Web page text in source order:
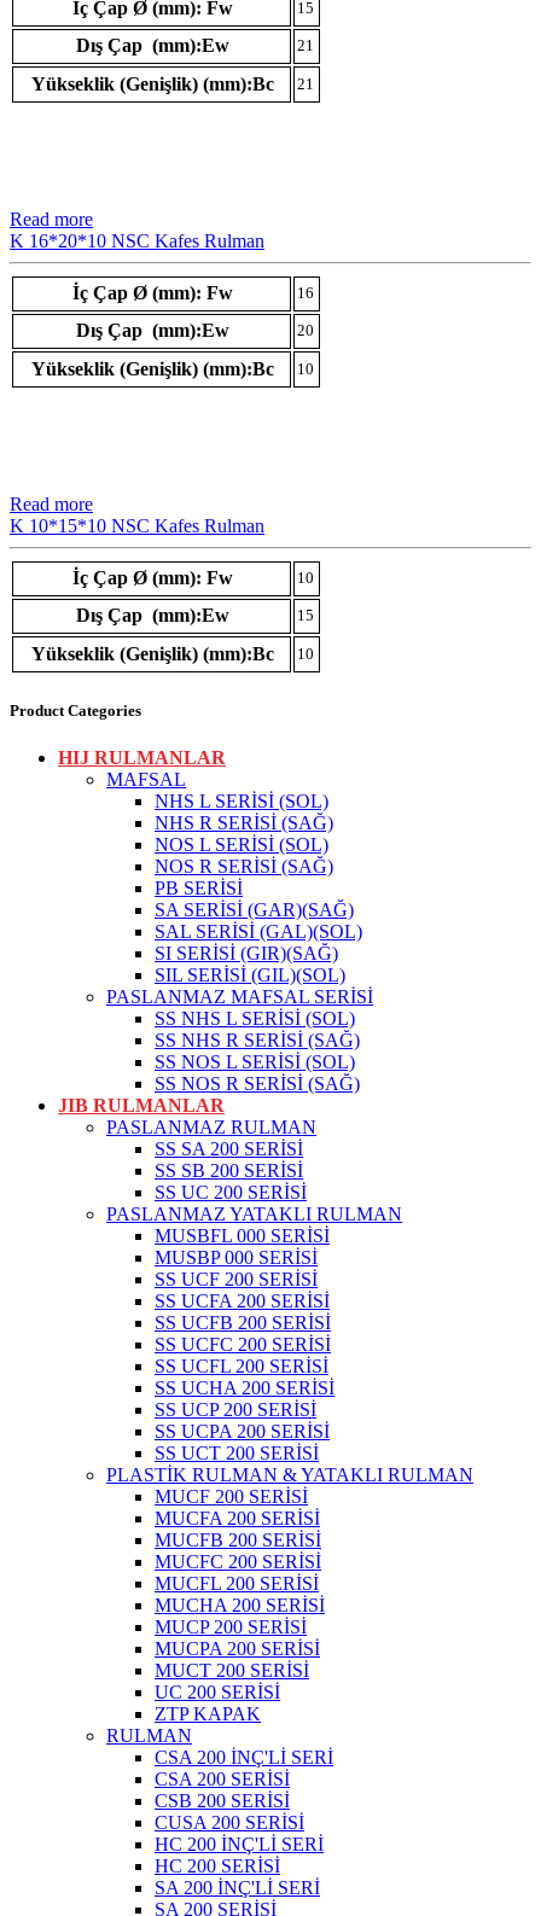
İç Çap Ø (mm): Fw 15
Dış Çap (mm):Ew 21
Yükseklik (Genişlik) (mm):Bc 21
Read more
K 16*20*10 NSC Kafes Rulman
İç Çap Ø (mm): Fw 16
Dış Çap (mm):Ew 20
Yükseklik (Genişlik) (mm):Bc 10
Read more
K 10*15*10 NSC Kafes Rulman
İç Çap Ø (mm): Fw 10
Dış Çap (mm):Ew 15
Yükseklik (Genişlik) (mm):Bc 10
Product Categories
HIJ RULMANLAR
MAFSAL
NHS L SERİSİ (SOL)
NHS R SERİSİ (SAĞ)
NOS L SERİSİ (SOL)
NOS R SERİSİ (SAĞ)
PB SERİSİ
SA SERİSİ (GAR)(SAĞ)
SAL SERİSİ (GAL)(SOL)
SI SERİSİ (GIR)(SAĞ)
SIL SERİSİ (GIL)(SOL)
PASLANMAZ MAFSAL SERİSİ
SS NHS L SERİSİ (SOL)
SS NHS R SERİSİ (SAĞ)
SS NOS L SERİSİ (SOL)
SS NOS R SERİSİ (SAĞ)
JIB RULMANLAR
PASLANMAZ RULMAN
SS SA 200 SERİSİ
SS SB 200 SERİSİ
SS UC 200 SERİSİ
PASLANMAZ YATAKLI RULMAN
MUSBFL 000 SERİSİ
MUSBP 000 SERİSİ
SS UCF 200 SERİSİ
SS UCFA 200 SERİSİ
SS UCFB 200 SERİSİ
SS UCFC 200 SERİSİ
SS UCFL 200 SERİSİ
SS UCHA 200 SERİSİ
SS UCP 200 SERİSİ
SS UCPA 200 SERİSİ
SS UCT 200 SERİSİ
PLASTİK RULMAN & YATAKLI RULMAN
MUCF 200 SERİSİ
MUCFA 200 SERİSİ
MUCFB 200 SERİSİ
MUCFC 200 SERİSİ
MUCFL 200 SERİSİ
MUCHA 200 SERİSİ
MUCP 200 SERİSİ
MUCPA 200 SERİSİ
MUCT 200 SERİSİ
UC 200 SERİSİ
ZTP KAPAK
RULMAN
CSA 200 İNÇ'Lİ SERİ
CSA 200 SERİSİ
CSB 200 SERİSİ
CUSA 200 SERİSİ
HC 200 İNÇ'Lİ SERİ
HC 200 SERİSİ
SA 200 İNÇ'Lİ SERİ
SA 200 SERİSİ